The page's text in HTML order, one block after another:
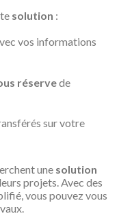
solution :
vos informations
réservede
sur votre
une solution
projets. Avec des
vous pouvez vous